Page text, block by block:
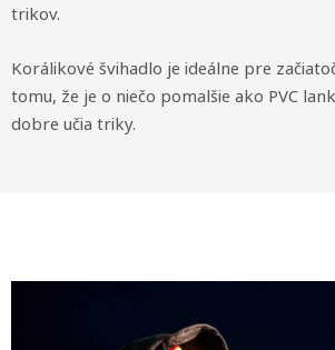
trikov.
Korálikové švihadlo je ideálne pre
tomu, že je o niečo pomalšie ako PVC
dobre učia triky.